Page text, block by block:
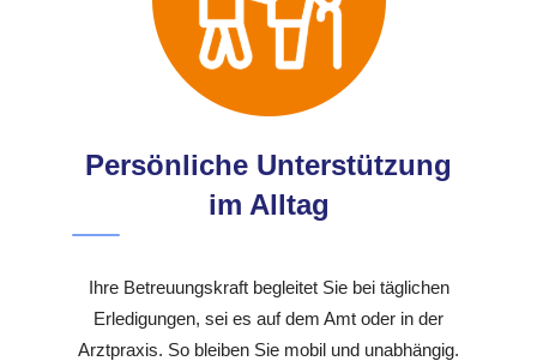
Persönliche Unterstützung
im Alltag
Ihre Betreuungskraft begleitet Sie bei täglichen
Erledigungen, sei es auf dem Amt oder in der
Arztpraxis. So bleiben Sie mobil und unabhängig.